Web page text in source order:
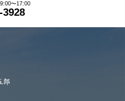
〜17:00
3928